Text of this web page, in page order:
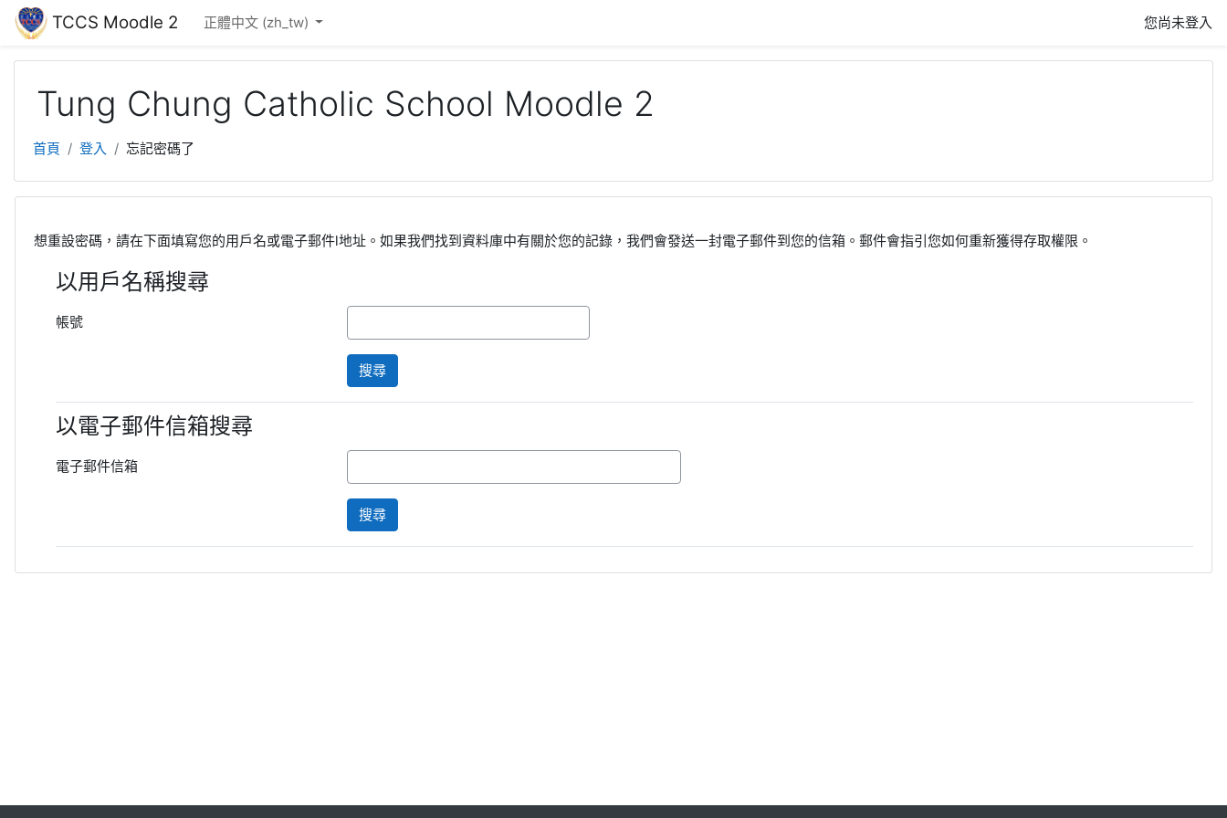
跳至主內容
TCCS Moodle 2 正體中文 ‎(zh_tw)‎ 您尚未登入
Tung Chung Catholic School Moodle 2
首頁 登入 忘記密碼了
想重設密碼，請在下面填寫您的用戶名或電子郵件l地址。如果我們找到資料庫中有關於您的記錄，我們會發送一封電子郵件到您的信箱。郵件會指引您如何重新獲得存取權限。
以用戶名稱搜尋
帳號
以電子郵件信箱搜尋
電子郵件信箱